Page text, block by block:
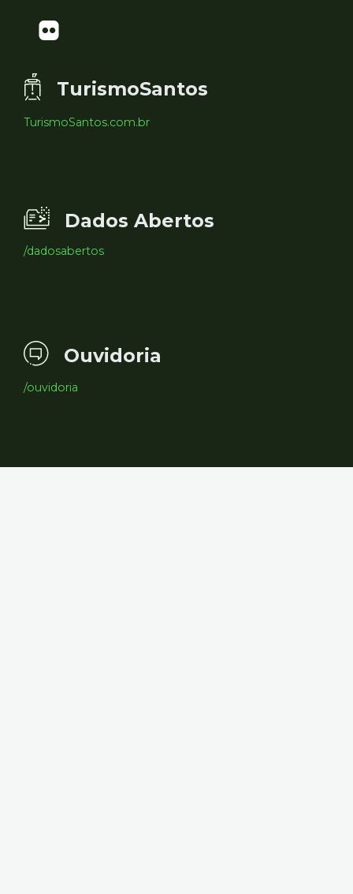
TurismoSantos
TurismoSantos.com.br
Dados Abertos
/dadosabertos
Ouvidoria
/ouvidoria